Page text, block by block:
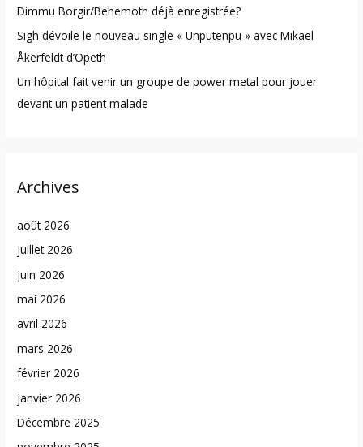
Dimmu Borgir/Behemoth déjà enregistrée?
Sigh dévoile le nouveau single « Unputenpu » avec Mikael
Åkerfeldt d’Opeth
Un hôpital fait venir un groupe de power metal pour jouer
devant un patient malade
Archives
août 2026
juillet 2026
juin 2026
mai 2026
avril 2026
mars 2026
février 2026
janvier 2026
Décembre 2025